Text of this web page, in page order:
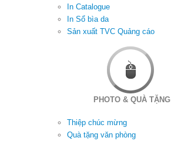
In Catalogue
In Sổ bìa da
Sản xuất TVC Quảng cáo
PHOTO & QUÀ TẶNG
Thiệp chúc mừng
Quà tặng văn phòng